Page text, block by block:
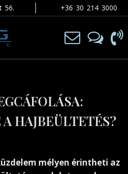
56. +36 30 214 3000
HAJBEÜLTETÉS?
mélyen érintheti az